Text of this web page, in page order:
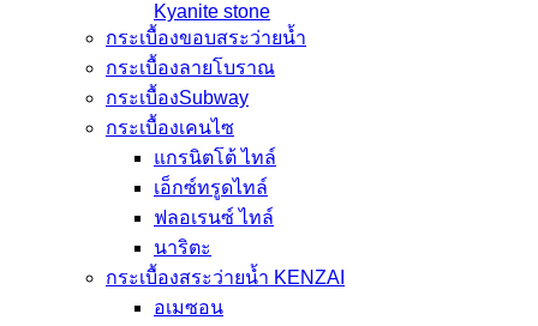
Kyanite stone
กระเบื้องขอบสระว่ายน้ำ
กระเบื้องลายโบราณ
กระเบื้องSubway
กระเบื้องเคนไซ
แกรนิตโต้ ไทล์
เอ็กซ์ทรูดไทล์
ฟลอเรนซ์ ไทล์
นาริตะ
กระเบื้องสระว่ายน้ำ KENZAI
อเมซอน